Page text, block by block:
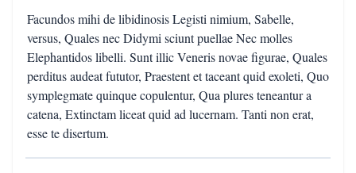
Facundos mihi de libidinosis Legisti nimium, Sabelle,
versus, Quales nec Didymi sciunt puellae Nec molles
Elephantidos libelli. Sunt illic Veneris novae figurae, Quales
perditus audeat fututor, Praestent et taceant quid exoleti, Quo
symplegmate quinque copulentur, Qua plures teneantur a
catena, Extinctam liceat quid ad lucernam. Tanti non erat,
esse te disertum.